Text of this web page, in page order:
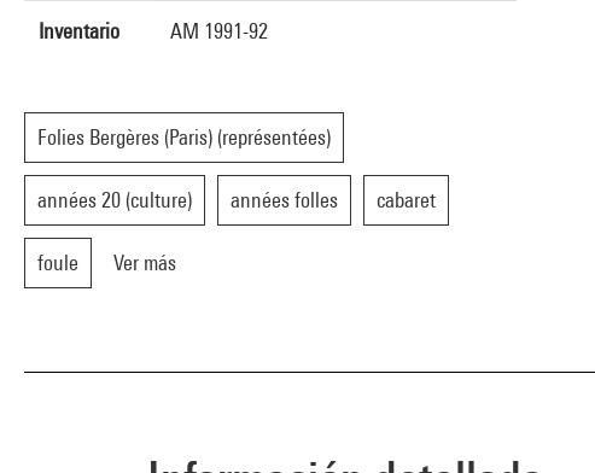
Inventario AM 1991-92
Folies Bergères (Paris) (représentées)
années 20 (culture) années folles cabaret
foule Ver más